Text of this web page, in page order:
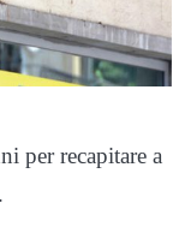
per recapitare a